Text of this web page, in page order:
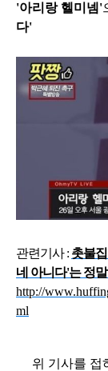
'아리랑 헬미넴'
다'
관련기사 : 촛불
네 아니다'는 정
http://
ml
위 기사를 접